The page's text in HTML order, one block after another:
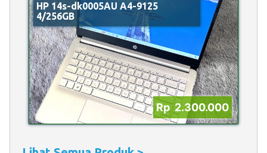
HP 14s-dk0005AU A4-9125
4/256GB
Rp 2.300.000